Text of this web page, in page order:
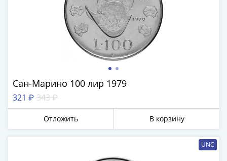
Сан-Марино 100 лир 1979
321 ₽ 343 ₽
Отложить В корзину
UNC